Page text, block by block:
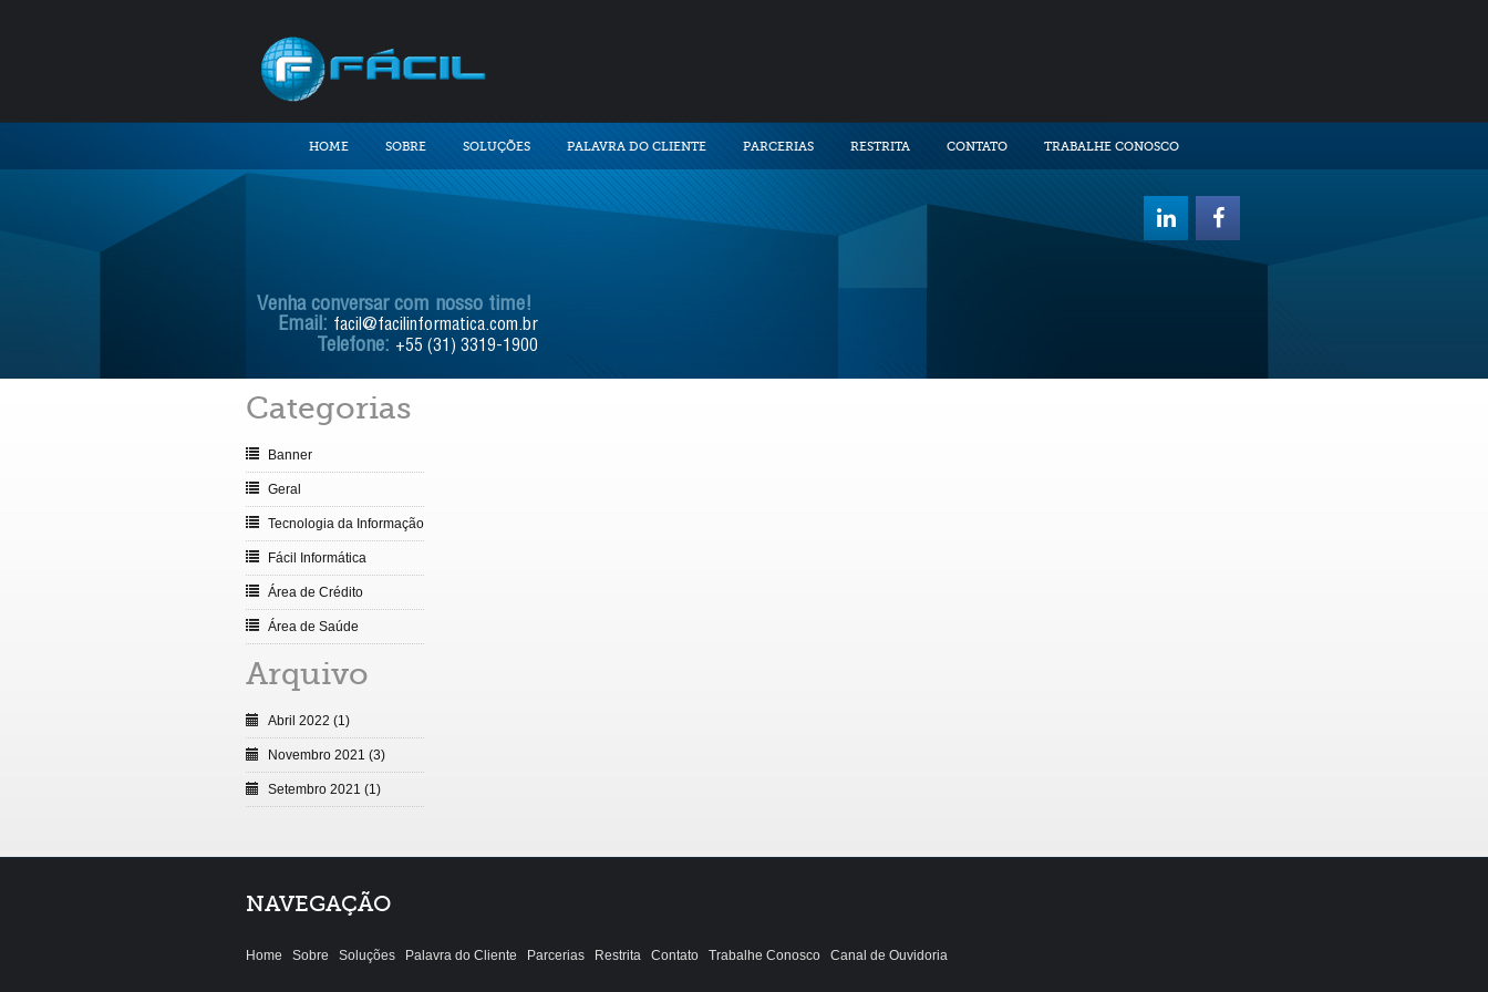
HOME SOBRE SOLUÇÕES PALAVRA DO CLIENTE PARCERIAS RESTRITA CONTATO TRABALHE CONOSCO
Venha conversar com nosso time!
Email: facil@facilinformatica.com.br
Telefone: +55 (31) 3319-1900
Categorias
Banner
Geral
Tecnologia da Informação
Fácil Informática
Área de Crédito
Área de Saúde
Arquivo
Abril 2022 (1)
Novembro 2021 (3)
Setembro 2021 (1)
NAVEGAÇÃO
Home Sobre Soluções Palavra do Cliente Parcerias Restrita Contato Trabalhe Conosco Canal de Ouvidoria